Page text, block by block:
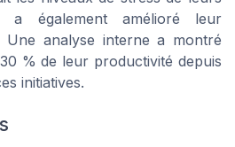
a également amélioré leur
Une analyse interne a montré
% de leur productivité depuis
initiatives.